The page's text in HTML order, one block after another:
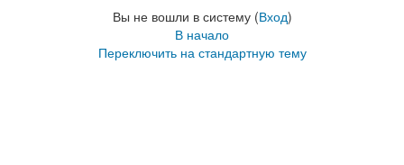
Вы не вошли в систему (Вход)
В начало
Переключить на стандартную тему